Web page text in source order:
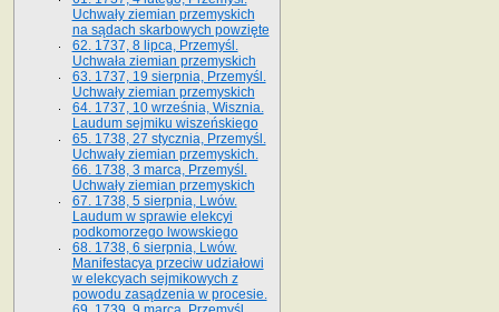
Uchwały ziemian przemyskich
na sądach skarbowych powzięte
62. 1737, 8 lipca, Przemyśl.
Uchwała ziemian przemyskich
63. 1737, 19 sierpnia, Przemyśl.
Uchwały ziemian przemyskich
64. 1737, 10 września, Wisznia.
Laudum sejmiku wiszeńskiego
65. 1738, 27 stycznia, Przemyśl.
Uchwały ziemian przemyskich­­.
66. 1738, 3 marca, Przemyśl.
Uchwały ziemian przemyskich­
67. 1738, 5 sierpnia, Lwów.
Laudum w sprawie elekcyi
podkomorzego lwowskiego
68. 1738, 6 sierpnia, Lwów.
Manifestacya przeciw udziałowi
w elekcyach sejmikowych z
powodu zasądzenia w procesie.